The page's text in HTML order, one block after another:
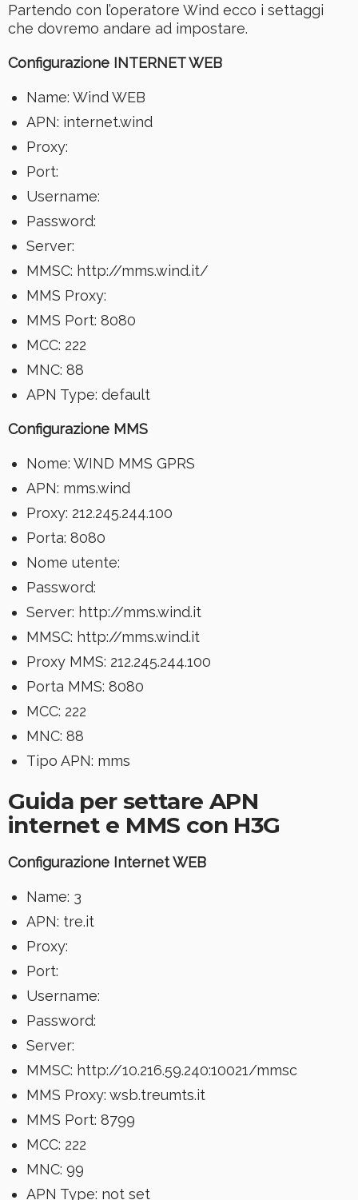
Partendo con l’operatore Wind ecco i settaggi
che dovremo andare ad impostare.
Configurazione INTERNET WEB
Name: Wind WEB
APN: internet.wind
Proxy:
Port:
Username:
Password:
Server:
MMSC: http://mms.wind.it/
MMS Proxy:
MMS Port: 8080
MCC: 222
MNC: 88
APN Type: default
Configurazione MMS
Nome: WIND MMS GPRS
APN: mms.wind
Proxy: 212.245.244.100
Porta: 8080
Nome utente:
Password:
Server: http://mms.wind.it
MMSC: http://mms.wind.it
Proxy MMS: 212.245.244.100
Porta MMS: 8080
MCC: 222
MNC: 88
Tipo APN: mms
Guida per settare APN
internet e MMS con H3G
Configurazione Internet WEB
Name: 3
APN: tre.it
Proxy:
Port:
Username:
Password:
Server:
MMSC: http://10.216.59.240:10021/mmsc
MMS Proxy: wsb.treumts.it
MMS Port: 8799
MCC: 222
MNC: 99
APN Type: not set